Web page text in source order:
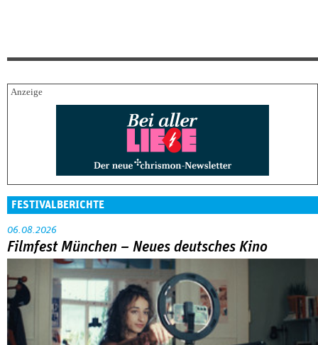
FESTIVALBERICHTE
06.08.2026
Filmfest München – Neues deutsches Kino